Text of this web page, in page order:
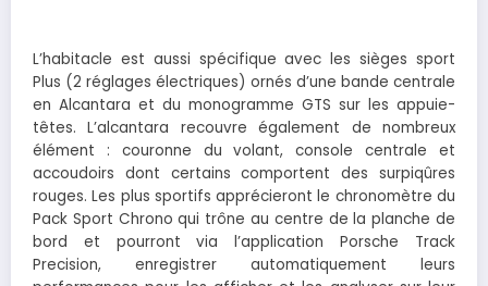
L’habitacle est aussi spécifique avec les sièges sport
Plus (2 réglages électriques) ornés d’une bande centrale
en Alcantara et du monogramme GTS sur les appuie-
têtes. L’alcantara recouvre également de nombreux
élément : couronne du volant, console centrale et
accoudoirs dont certains comportent des surpiqûres
rouges. Les plus sportifs apprécieront le chronomètre du
Pack Sport Chrono qui trône au centre de la planche de
bord et pourront via l’application Porsche Track
Precision, enregistrer automatiquement leurs